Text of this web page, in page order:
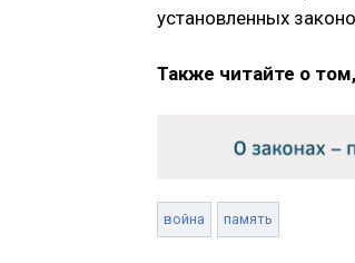
установленных
Также читайте о
война память